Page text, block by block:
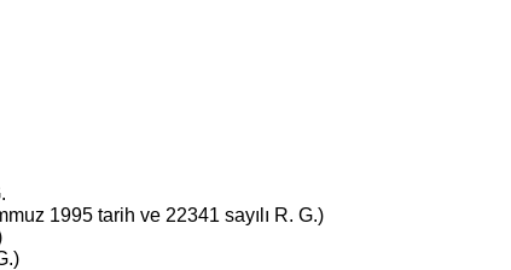
1995 tarih ve 22341 sa­yılı R. G.)